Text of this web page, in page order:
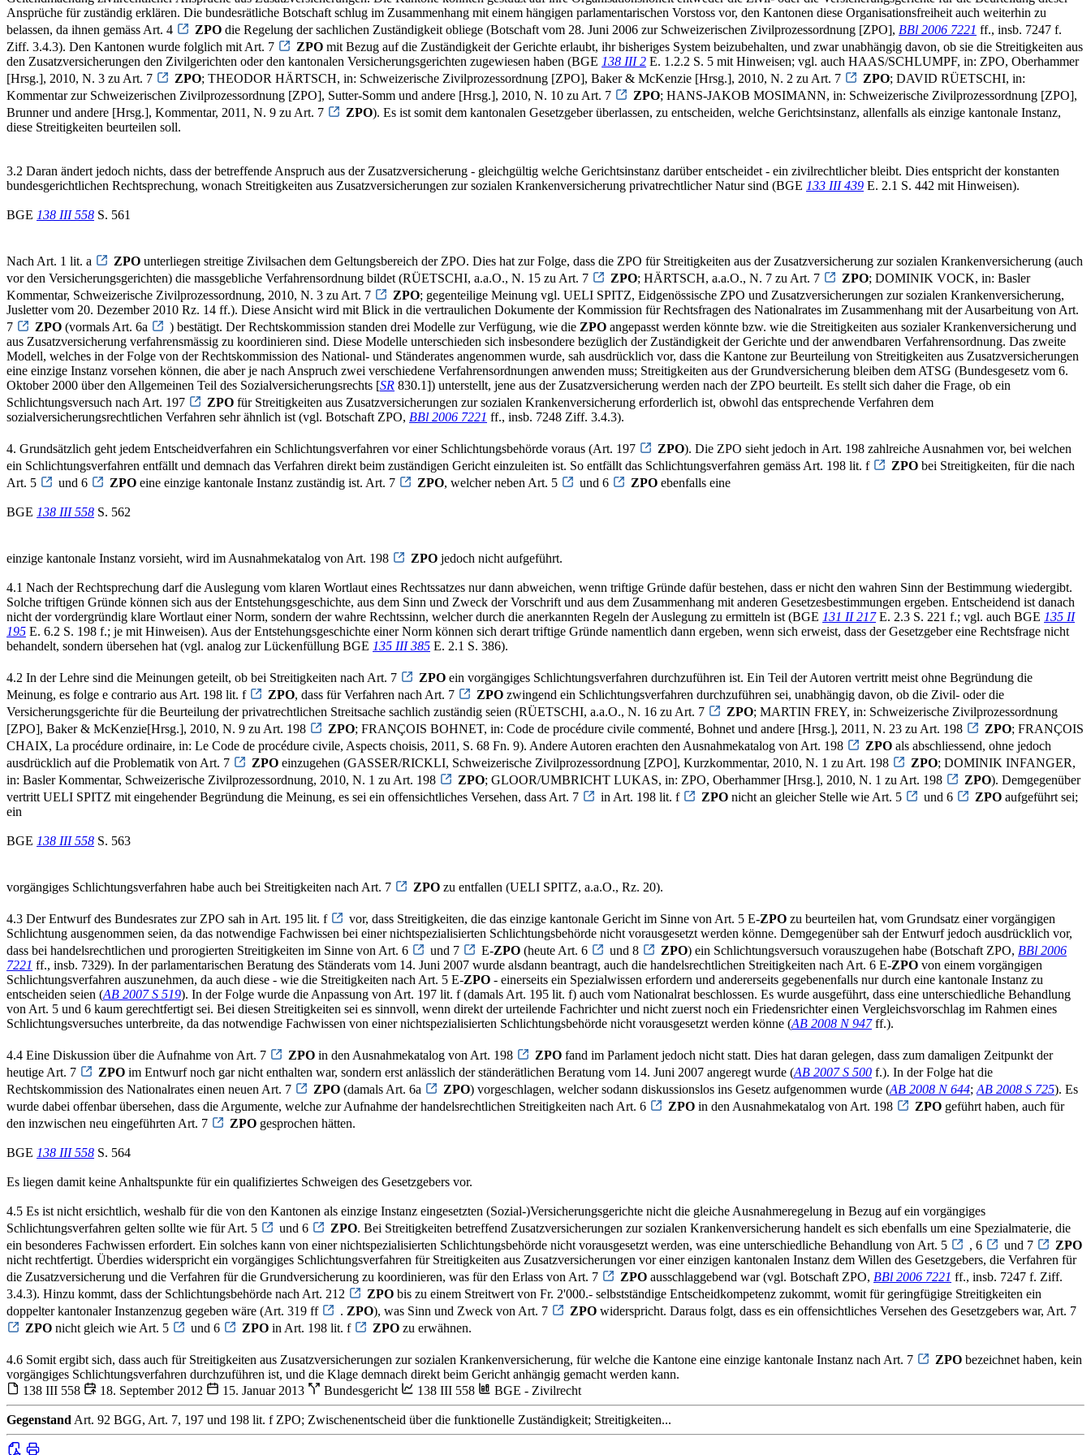
Ansprüche für zuständig erklären. Die bundesrätliche Botschaft schlug im Zusammenhang mit einem hängigen parlamentarischen Vorstoss vor, den Kantonen diese Organisationsfreiheit auch weiterhin zu
belassen, da ihnen gemäss Art. 4
ZPO die Regelung der sachlichen Zuständigkeit obliege (Botschaft vom 28. Juni 2006 zur Schweizerischen Zivilprozessordnung [ZPO], BBl 2006 7221 ff., insb. 7247 f.
Ziff. 3.4.3). Den Kantonen wurde folglich mit Art. 7
ZPO mit Bezug auf die Zuständigkeit der Gerichte erlaubt, ihr bisheriges System beizubehalten, und zwar unabhängig davon, ob sie die Streitigkeiten aus
den Zusatzversicherungen den Zivilgerichten oder den kantonalen Versicherungsgerichten zugewiesen haben (BGE 138 III 2 E. 1.2.2 S. 5 mit Hinweisen; vgl. auch HAAS/SCHLUMPF, in: ZPO, Oberhammer
[Hrsg.], 2010, N. 3 zu Art. 7
ZPO; THEODOR HÄRTSCH, in: Schweizerische Zivilprozessordnung [ZPO], Baker & McKenzie [Hrsg.], 2010, N. 2 zu Art. 7 ZPO; DAVID RÜETSCHI, in:
Kommentar zur Schweizerischen Zivilprozessordnung [ZPO], Sutter-Somm und andere [Hrsg.], 2010, N. 10 zu Art. 7
ZPO; HANS-JAKOB MOSIMANN, in: Schweizerische Zivilprozessordnung [ZPO],
Brunner und andere [Hrsg.], Kommentar, 2011, N. 9 zu Art. 7
ZPO). Es ist somit dem kantonalen Gesetzgeber überlassen, zu entscheiden, welche Gerichtsinstanz, allenfalls als einzige kantonale Instanz,
diese Streitigkeiten beurteilen soll.
3.2 Daran ändert jedoch nichts, dass der betreffende Anspruch aus der Zusatzversicherung - gleichgültig welche Gerichtsinstanz darüber entscheidet - ein zivilrechtlicher bleibt. Dies entspricht der konstanten
bundesgerichtlichen Rechtsprechung, wonach Streitigkeiten aus Zusatzversicherungen zur sozialen Krankenversicherung privatrechtlicher Natur sind (BGE 133 III 439 E. 2.1 S. 442 mit Hinweisen).
BGE 138 III 558 S. 561
Nach Art. 1 lit. a ZPO unterliegen streitige Zivilsachen dem Geltungsbereich der ZPO. Dies hat zur Folge, dass die ZPO für Streitigkeiten aus der Zusatzversicherung zur sozialen Krankenversicherung (auch
vor den Versicherungsgerichten) die massgebliche Verfahrensordnung bildet (RÜETSCHI, a.a.O., N. 15 zu Art. 7
ZPO; HÄRTSCH, a.a.O., N. 7 zu Art. 7 ZPO; DOMINIK VOCK, in: Basler
Kommentar, Schweizerische Zivilprozessordnung, 2010, N. 3 zu Art. 7
ZPO; gegenteilige Meinung vgl. UELI SPITZ, Eidgenössische ZPO und Zusatzversicherungen zur sozialen Krankenversicherung,
Jusletter vom 20. Dezember 2010 Rz. 14 ff.). Diese Ansicht wird mit Blick in die vertraulichen Dokumente der Kommission für Rechtsfragen des Nationalrates im Zusammenhang mit der Ausarbeitung von Art.
7
ZPO (vormals Art. 6a ) bestätigt. Der Rechtskommission standen drei Modelle zur Verfügung, wie die ZPO angepasst werden könnte bzw. wie die Streitigkeiten aus sozialer Krankenversicherung und
aus Zusatzversicherung verfahrensmässig zu koordinieren sind. Diese Modelle unterschieden sich insbesondere bezüglich der Zuständigkeit der Gerichte und der anwendbaren Verfahrensordnung. Das zweite
Modell, welches in der Folge von der Rechtskommission des National- und Ständerates angenommen wurde, sah ausdrücklich vor, dass die Kantone zur Beurteilung von Streitigkeiten aus Zusatzversicherungen
eine einzige Instanz vorsehen können, die aber je nach Anspruch zwei verschiedene Verfahrensordnungen anwenden muss; Streitigkeiten aus der Grundversicherung bleiben dem ATSG (Bundesgesetz vom 6.
Oktober 2000 über den Allgemeinen Teil des Sozialversicherungsrechts [SR 830.1]) unterstellt, jene aus der Zusatzversicherung werden nach der ZPO beurteilt. Es stellt sich daher die Frage, ob ein
Schlichtungsversuch nach Art. 197
ZPO für Streitigkeiten aus Zusatzversicherungen zur sozialen Krankenversicherung erforderlich ist, obwohl das entsprechende Verfahren dem
sozialversicherungsrechtlichen Verfahren sehr ähnlich ist (vgl. Botschaft ZPO, BBl 2006 7221 ff., insb. 7248 Ziff. 3.4.3).
4. Grundsätzlich geht jedem Entscheidverfahren ein Schlichtungsverfahren vor einer Schlichtungsbehörde voraus (Art. 197 ZPO). Die ZPO sieht jedoch in Art. 198 zahlreiche Ausnahmen vor, bei welchen
ein Schlichtungsverfahren entfällt und demnach das Verfahren direkt beim zuständigen Gericht einzuleiten ist. So entfällt das Schlichtungsverfahren gemäss Art. 198 lit. f
ZPO bei Streitigkeiten, für die nach
Art. 5
und 6 ZPO eine einzige kantonale Instanz zuständig ist. Art. 7 ZPO, welcher neben Art. 5 und 6 ZPO ebenfalls eine
BGE 138 III 558 S. 562
einzige kantonale Instanz vorsieht, wird im Ausnahmekatalog von Art. 198 ZPO jedoch nicht aufgeführt.
4.1 Nach der Rechtsprechung darf die Auslegung vom klaren Wortlaut eines Rechtssatzes nur dann abweichen, wenn triftige Gründe dafür bestehen, dass er nicht den wahren Sinn der Bestimmung wiedergibt.
Solche triftigen Gründe können sich aus der Entstehungsgeschichte, aus dem Sinn und Zweck der Vorschrift und aus dem Zusammenhang mit anderen Gesetzesbestimmungen ergeben. Entscheidend ist danach
nicht der vordergründig klare Wortlaut einer Norm, sondern der wahre Rechtssinn, welcher durch die anerkannten Regeln der Auslegung zu ermitteln ist (BGE 131 II 217E. 2.3 S. 221 f.; vgl. auch BGE 135 II
195 E. 6.2 S. 198 f.; je mit Hinweisen). Aus der Entstehungsgeschichte einer Norm können sich derart triftige Gründe namentlich dann ergeben, wenn sich erweist, dass der Gesetzgeber eine Rechtsfrage nicht
behandelt, sondern übersehen hat (vgl. analog zur Lückenfüllung BGE 135 III 385 E. 2.1 S. 386).
4.2 In der Lehre sind die Meinungen geteilt, ob bei Streitigkeiten nach Art. 7 ZPO ein vorgängiges Schlichtungsverfahren durchzuführen ist. Ein Teil der Autoren vertritt meist ohne Begründung die
Meinung, es folge e contrario aus Art. 198 lit. f
ZPO, dass für Verfahren nach Art. 7 ZPO zwingend ein Schlichtungsverfahren durchzuführen sei, unabhängig davon, ob die Zivil- oder die
Versicherungsgerichte für die Beurteilung der privatrechtlichen Streitsache sachlich zuständig seien (RÜETSCHI, a.a.O., N. 16 zu Art. 7
ZPO; MARTIN FREY, in: Schweizerische Zivilprozessordnung
[ZPO], Baker & McKenzie[Hrsg.], 2010, N. 9 zu Art. 198
ZPO; FRANÇOIS BOHNET, in: Code de procédure civile commenté, Bohnet und andere [Hrsg.], 2011, N. 23 zu Art. 198 ZPO; FRANÇOIS
CHAIX, La procédure ordinaire, in: Le Code de procédure civile, Aspects choisis, 2011, S. 68 Fn. 9). Andere Autoren erachten den Ausnahmekatalog von Art. 198
ZPO als abschliessend, ohne jedoch
ausdrücklich auf die Problematik von Art. 7
ZPO einzugehen (GASSER/RICKLI, Schweizerische Zivilprozessordnung [ZPO], Kurzkommentar, 2010, N. 1 zu Art. 198 ZPO; DOMINIK INFANGER,
in: Basler Kommentar, Schweizerische Zivilprozessordnung, 2010, N. 1 zu Art. 198
ZPO; GLOOR/UMBRICHT LUKAS, in: ZPO, Oberhammer [Hrsg.], 2010, N. 1 zu Art. 198 ZPO). Demgegenüber
vertritt UELI SPITZ mit eingehender Begründung die Meinung, es sei ein offensichtliches Versehen, dass Art. 7
in Art. 198 lit. f ZPO nicht an gleicher Stelle wie Art. 5 und 6 ZPO aufgeführt sei;
ein
BGE 138 III 558 S. 563
vorgängiges Schlichtungsverfahren habe auch bei Streitigkeiten nach Art. 7 ZPO zu entfallen (UELI SPITZ, a.a.O., Rz. 20).
4.3 Der Entwurf des Bundesrates zur ZPO sah in Art. 195 lit. f vor, dass Streitigkeiten, die das einzige kantonale Gericht im Sinne von Art. 5 E-ZPO zu beurteilen hat, vom Grundsatz einer vorgängigen
Schlichtung ausgenommen seien, da das notwendige Fachwissen bei einer nichtspezialisierten Schlichtungsbehörde nicht vorausgesetzt werden könne. Demgegenüber sah der Entwurf jedoch ausdrücklich vor,
dass bei handelsrechtlichen und prorogierten Streitigkeiten im Sinne von Art. 6
und 7 E-ZPO (heute Art. 6 und 8 ZPO) ein Schlichtungsversuch vorauszugehen habe (Botschaft ZPO, BBl 2006
7221 ff., insb. 7329). In der parlamentarischen Beratung des Ständerats vom 14. Juni 2007 wurde alsdann beantragt, auch die handelsrechtlichen Streitigkeiten nach Art. 6 E-ZPO von einem vorgängigen
Schlichtungsverfahren auszunehmen, da auch diese - wie die Streitigkeiten nach Art. 5 E-ZPO - einerseits ein Spezialwissen erfordern und andererseits gegebenenfalls nur durch eine kantonale Instanz zu
entscheiden seien (AB 2007 S 519). In der Folge wurde die Anpassung von Art. 197 lit. f (damals Art. 195 lit. f) auch vom Nationalrat beschlossen. Es wurde ausgeführt, dass eine unterschiedliche Behandlung
von Art. 5 und 6 kaum gerechtfertigt sei. Bei diesen Streitigkeiten sei es sinnvoll, wenn direkt der urteilende Fachrichter und nicht zuerst noch ein Friedensrichter einen Vergleichsvorschlag im Rahmen eines
Schlichtungsversuches unterbreite, da das notwendige Fachwissen von einer nichtspezialisierten Schlichtungsbehörde nicht vorausgesetzt werden könne (AB 2008 N 947ff.).
4.4 Eine Diskussion über die Aufnahme von Art. 7 ZPO in den Ausnahmekatalog von Art. 198 ZPO fand im Parlament jedoch nicht statt. Dies hat daran gelegen, dass zum damaligen Zeitpunkt der
heutige Art. 7
ZPO im Entwurf noch gar nicht enthalten war, sondern erst anlässlich der ständerätlichen Beratung vom 14. Juni 2007 angeregt wurde (AB 2007 S 500 f.). In der Folge hat die
Rechtskommission des Nationalrates einen neuen Art. 7
ZPO (damals Art. 6a ZPO) vorgeschlagen, welcher sodann diskussionslos ins Gesetz aufgenommen wurde (AB 2008 N 644; AB 2008 S 725). Es
wurde dabei offenbar übersehen, dass die Argumente, welche zur Aufnahme der handelsrechtlichen Streitigkeiten nach Art. 6
ZPO in den Ausnahmekatalog von Art. 198 ZPO geführt haben, auch für
den inzwischen neu eingeführten Art. 7
ZPO gesprochen hätten.
BGE 138 III 558 S. 564
Es liegen damit keine Anhaltspunkte für ein qualifiziertes Schweigen des Gesetzgebers vor.
4.5 Es ist nicht ersichtlich, weshalb für die von den Kantonen als einzige Instanz eingesetzten (Sozial-)Versicherungsgerichte nicht die gleiche Ausnahmeregelung in Bezug auf ein vorgängiges
Schlichtungsverfahren gelten sollte wie für Art. 5
und 6 ZPO. Bei Streitigkeiten betreffend Zusatzversicherungen zur sozialen Krankenversicherung handelt es sich ebenfalls um eine Spezialmaterie, die
ein besonderes Fachwissen erfordert. Ein solches kann von einer nichtspezialisierten Schlichtungsbehörde nicht vorausgesetzt werden, was eine unterschiedliche Behandlung von Art. 5
, 6 und 7
ZPO
nicht rechtfertigt. Überdies widerspricht ein vorgängiges Schlichtungsverfahren für Streitigkeiten aus Zusatzversicherungen vor einer einzigen kantonalen Instanz dem Willen des Gesetzgebers, die Verfahren für
die Zusatzversicherung und die Verfahren für die Grundversicherung zu koordinieren, was für den Erlass von Art. 7
ZPO ausschlaggebend war (vgl. Botschaft ZPO, BBl 2006 7221 ff., insb. 7247 f. Ziff.
3.4.3). Hinzu kommt, dass der Schlichtungsbehörde nach Art. 212
ZPO bis zu einem Streitwert von Fr. 2'000.- selbstständige Entscheidkompetenz zukommt, womit für geringfügige Streitigkeiten ein
doppelter kantonaler Instanzenzug gegeben wäre (Art. 319 ff
. ZPO), was Sinn und Zweck von Art. 7 ZPO widerspricht. Daraus folgt, dass es ein offensichtliches Versehen des Gesetzgebers war, Art. 7
ZPO nicht gleich wie Art. 5 und 6 ZPO in Art. 198 lit. f ZPO zu erwähnen.
4.6 Somit ergibt sich, dass auch für Streitigkeiten aus Zusatzversicherungen zur sozialen Krankenversicherung, für welche die Kantone eine einzige kantonale Instanz nach Art. 7 ZPO bezeichnet haben, kein
vorgängiges Schlichtungsverfahren durchzuführen ist, und die Klage demnach direkt beim Gericht anhängig gemacht werden kann.
138 III 558
18. September 2012 15. Januar 2013 Bundesgericht 138 III 558 BGE - Zivilrecht
Gegenstand Art. 92 BGG, Art. 7, 197 und 198 lit. f ZPO; Zwischenentscheid über die funktionelle Zuständigkeit; Streitigkeiten...